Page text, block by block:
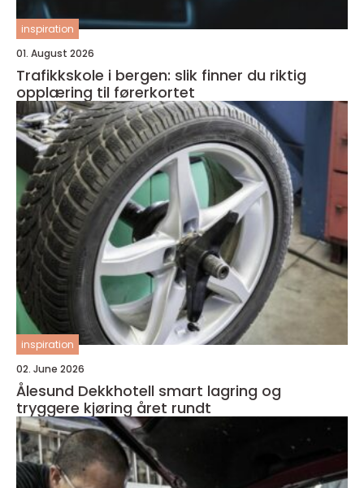
inspiration
01. August 2026
Trafikkskole i bergen: slik finner du riktig
opplæring til førerkortet
inspiration
02. June 2026
Ålesund Dekkhotell smart lagring og
tryggere kjøring året rundt